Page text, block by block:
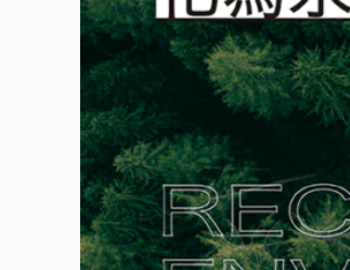
推動資源回收化為永續環保